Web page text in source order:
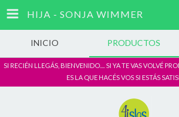
HIJA - SONJA WIMMER
INICIO PRODUCTOS
SI RECIÉN LLEGÁS, BIENVENIDO.... SI YA TE VAS VOLVÉ
ES LA QUE HACÉS VOS SI ESTÁS